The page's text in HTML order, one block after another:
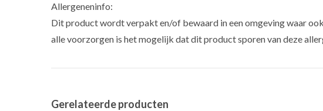
Allergeneninfo:
Dit product wordt verpakt en/of bewaard in een omgeving waar
alle voorzorgen is het mogelijk dat dit product sporen van deze
Gerelateerde producten